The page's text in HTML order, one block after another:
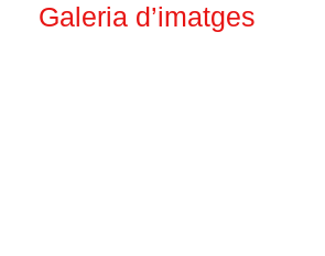
Galeria d’imatges